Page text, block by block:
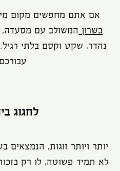
אם אתם מחפשים מקום
בשרון המשולב עם מסעדה,
נהדר, שקט וקסם בלתי רגיל.
לחגוג
יותר ויותר זוגות,
לא תמיד פשוטה, לו רק